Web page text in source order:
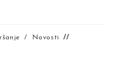
/
Novosti